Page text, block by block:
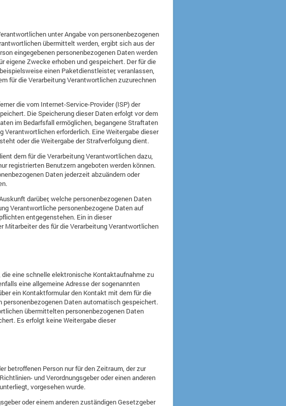
unter Angabe von personenbezogenen
übermittelt werden, ergibt sich aus der
eingegebenen personenbezogenen Daten werden
eigene Zwecke erhoben und gespeichert. Der für die
einen Paketdienstleister, veranlassen,
für die Verarbeitung Verantwortlichen zuzurechnen
die vom Internet-Service-Provider (ISP) der
Die Speicherung dieser Daten erfolgt vor dem
im Bedarfsfall ermöglichen, begangene Straftaten
Verantwortlichen erforderlich. Eine Weitergabe dieser
oder die Weitergabe der Strafverfolgung dient.
dem für die Verarbeitung Verantwortlichen dazu,
registrierten Benutzern angeboten werden können.
Daten jederzeit abzuändern oder
darüber, welche personenbezogenen Daten
Verantwortliche personenbezogene Daten auf
entgegenstehen. Ein in dieser
des für die Verarbeitung Verantwortlichen
eine schnelle elektronische Kontaktaufnahme zu
eine allgemeine Adresse der sogenannten
ein Kontaktformular den Kontakt mit dem für die
Daten automatisch gespeichert.
übermittelten personenbezogenen Daten
Es erfolgt keine Weitergabe dieser
betroffenen Person nur für den Zeitraum, der zur
und Verordnungsgeber oder einen anderen
vorgesehen wurde.
oder einem anderen zuständigen Gesetzgeber